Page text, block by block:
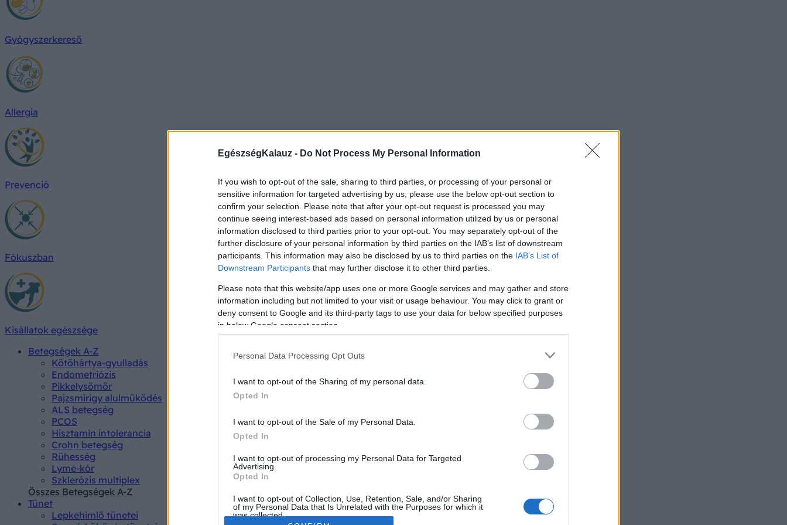
EgészségKalauz - Do Not Process My Personal Information
If you wish to opt-out of the sale, sharing to third parties, or processing of your personal or
sensitive information for targeted advertising by us, please use the below opt-out section to
confirm your selection. Please note that after your opt-out request is processed you may
continue seeing interest-based ads based on personal information utilized by us or personal
information disclosed to third parties prior to your opt-out. You may separately opt-out of the
further disclosure of your personal information by third parties on the IAB’s list of downstream
participants. This information may also be disclosed by us to third parties on the IAB’s List of
Downstream Participants that may further disclose it to other third parties.
Please note that this website/app uses one or more Google services and may gather and store
information including but not limited to your visit or usage behaviour. You may click to grant or
deny consent to Google and its third-party tags to use your data for below specified purposes
in below Google consent section.
Personal Data Processing Opt Outs
I want to opt-out of the Sharing of my personal data.
Opted In
I want to opt-out of the Sale of my Personal Data.
Opted In
I want to opt-out of processing my Personal Data for Targeted
Advertising.
Opted In
I want to opt-out of Collection, Use, Retention, Sale, and/or Sharing
of my Personal Data that Is Unrelated with the Purposes for which it
was collected.
Gyógyszerkereső
Allergia
Prevenció
Fókuszban
Kisállatok egészsége
Betegségek A-Z
Kötőhártya-gyulladás
Endometriózis
Pikkelysömör
Pajzsmirigy alulműködés
ALS betegség
PCOS
Hisztamin intolerancia
Crohn betegség
Rühesség
Lyme-kór
Szklerózis multiplex
Összes Betegségek A-Z
Tünet
Lepkehimlő tünetei